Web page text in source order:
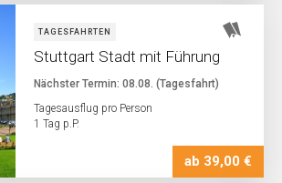
TAGESFAHRTEN
Stuttgart Stadt mit Führung
Nächster Termin: 08.08. (Tagesfahrt)
Tagesausflug pro Person
1 Tag p.P.
ab 39,00 €